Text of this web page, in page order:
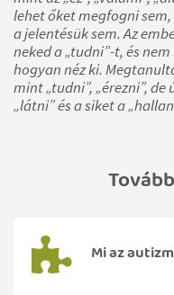
lehet őket megfogni
a jelentésük sem. Az
neked a „tudni”-t, és
hogyan néz ki.
mint „tudni”, „érezni”,
„látni” és a siket a
Mi az